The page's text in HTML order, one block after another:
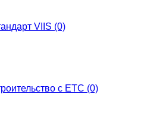
VIIS (0)
с ЕТС (0)